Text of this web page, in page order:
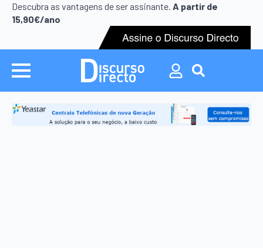
Descubra as vantagens de ser assinante. A partir de
15,90€/ano
Search
for:
Search